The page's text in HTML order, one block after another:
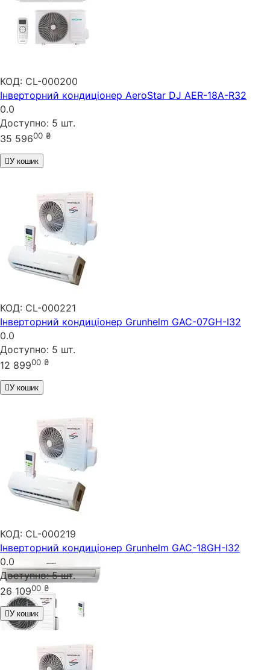
КОД: CL-000200
Інверторний кондиціонер AeroStar DJ AER-18A-R32
0.0
Доступно: 5 шт.
35 59600 ₴
У кошик
КОД: CL-000221
Інверторний кондиціонер Grunhelm GAC-07GH-I32
0.0
Доступно: 5 шт.
12 89900 ₴
У кошик
КОД: CL-000219
Інверторний кондиціонер Grunhelm GAC-18GH-I32
0.0
Доступно: 5 шт.
26 10900 ₴
У кошик